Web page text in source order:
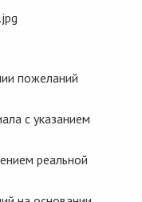
пожеланий
с указанием
реальной